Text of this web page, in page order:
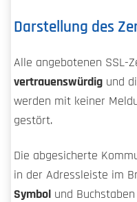
Darstellung des
Alle angebotenen SSL-
vertrauenswürdig und
werden mit keiner
gestört.
Die abgesicherte
in der Adressleiste im
Symbol und Buchstaben